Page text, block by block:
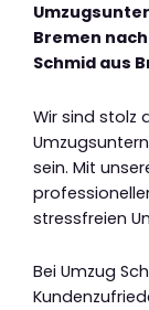
Bremen
Schmid aus
Wir sind stolz
sein. Mit
stressfreien
Bei Umzug